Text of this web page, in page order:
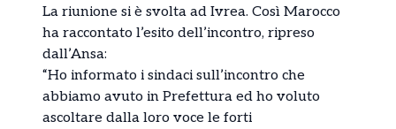
La riunione si è svolta ad Ivrea. Così Marocco
ha raccontato l’esito dell’incontro, ripreso
dall’Ansa:
“Ho informato i sindaci sull’incontro che
abbiamo avuto in Prefettura ed ho voluto
ascoltare dalla loro voce le forti